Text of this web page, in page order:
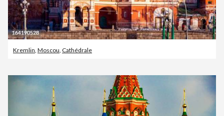
Kremlin, Moscou, Cathédrale